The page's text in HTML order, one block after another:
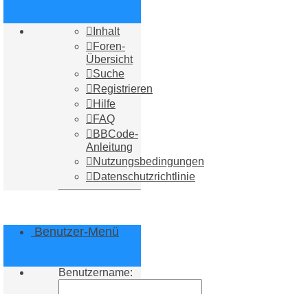
Inhalt
Foren-
Übersicht
Suche
Registrieren
Hilfe
FAQ
BBCode-
Anleitung
Nutzungsbedingungen
Datenschutzrichtlinie
Benutzer-Menü
Benutzername: